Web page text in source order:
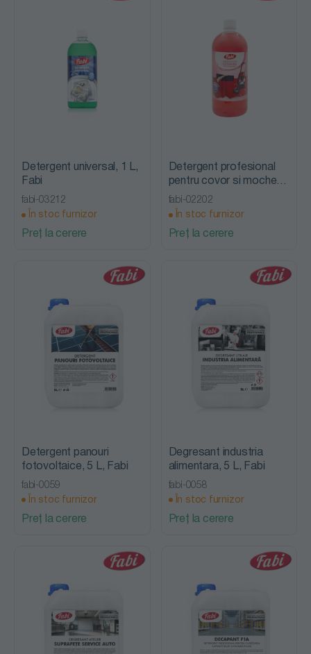
Detergent universal, 1 L,
Fabi
fabi-03212
În stoc furnizor
Preț la cerere
Detergent profesional
pentru covor si mocheta,
1 L, Fabi
fabi-02202
În stoc furnizor
Preț la cerere
Detergent panouri
fotovoltaice, 5 L, Fabi
fabi-0059
În stoc furnizor
Preț la cerere
Degresant industria
alimentara, 5 L, Fabi
fabi-0058
În stoc furnizor
Preț la cerere